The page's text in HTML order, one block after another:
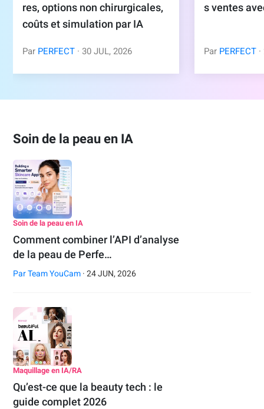
res, options non chirurgicales,
coûts et simulation par IA
Par PERFECT · 30 JUL, 2026
s ventes
Par PERFECT
Soin de la peau en IA
Soin de la peau en IA
Comment combiner l’API d’analyse
de la peau de Perfe…
ParTeam YouCam · 24 JUN, 2026
Maquillage en IA/RA
Qu’est-ce que la beauty tech : le
guide complet 2026